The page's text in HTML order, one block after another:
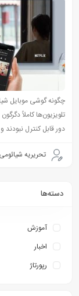
چگونه گوشی موبایل
تلویزیون‌ها کاملاً
دور قابل کنترل نبودند
تحریریه شیائومی
دسته‌ها
آموزش
اخبار
رپورتاژ